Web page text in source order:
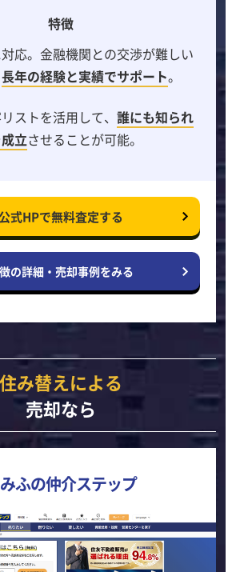
特徴
応。金融機関との交渉が難しい
長年の経験と実績でサポート。
ストを活用して、誰にも知られ
立させることが可能。
公式HPで無料査定する
の詳細・ 売却事例をみる
住み替えによる
売却なら
ふの仲介ステップ